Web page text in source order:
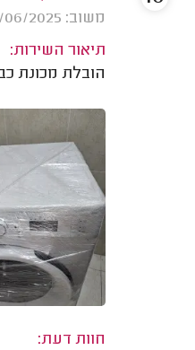
משוב: 29/06/2025
תיאור השירות:
הובלת מכונת
חוות דעת: